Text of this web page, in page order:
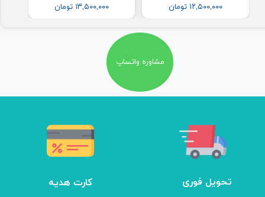
۱۳,۵۰۰,۰۰۰ تومان ۱۲,۵۰۰,۰۰۰ تومان
مشاوره واتساپ
تحویل فوری کارت هدیه